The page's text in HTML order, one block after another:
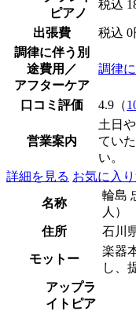
ピアノ
税込
出張費 税込 0
調律に伴う別
途費用／
アフターケア
調律
口コミ評価 4.9（
営業案内
土日
てい
い。
詳細を見る お気に入
名称
輪島
人）
住所
石川
モットー
楽器
し、
アップラ
イトピア